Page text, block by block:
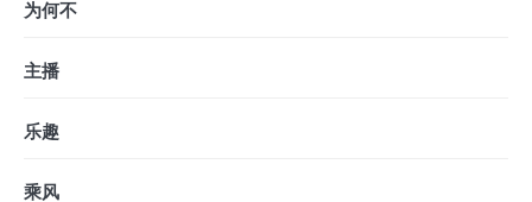
为何不
主播
乐趣
乘风